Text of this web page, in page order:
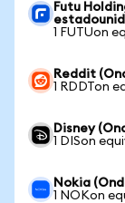
Futu
1 FUTUon
Reddit
1 RDDTon
Disney
1 DISon
Nokia
1 NOKon